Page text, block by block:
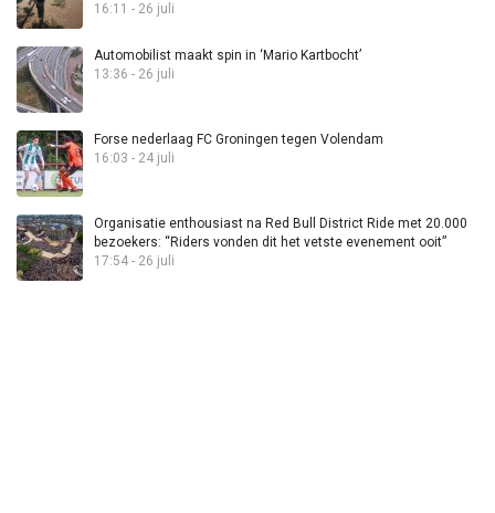
16:11 - 26 juli
Automobilist maakt spin in ‘Mario Kartbocht’
13:36 - 26 juli
Forse nederlaag FC Groningen tegen Volendam
16:03 - 24 juli
Organisatie enthousiast na Red Bull District Ride met 20.000
bezoekers: “Riders vonden dit het vetste evenement ooit”
17:54 - 26 juli